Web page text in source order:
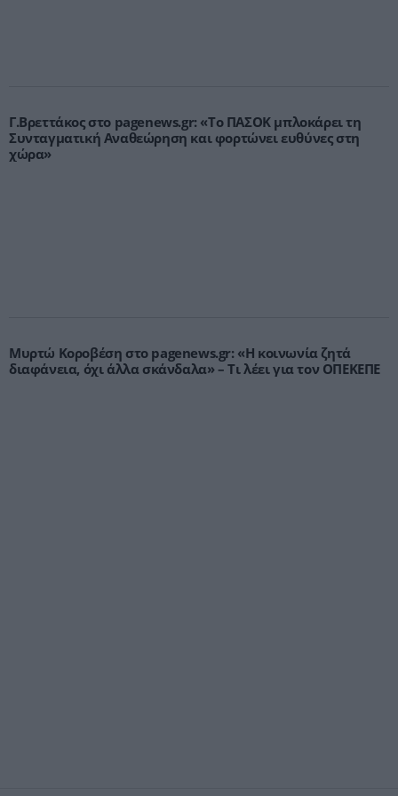
Γ.Βρεττάκος στο pagenews.gr: «Το ΠΑΣΟΚ μπλοκάρει τη
Συνταγματική Αναθεώρηση και φορτώνει ευθύνες στη
χώρα»
Μυρτώ Κοροβέση στο pagenews.gr: «Η κοινωνία ζητά
διαφάνεια, όχι άλλα σκάνδαλα» – Τι λέει για τον ΟΠΕΚΕΠΕ